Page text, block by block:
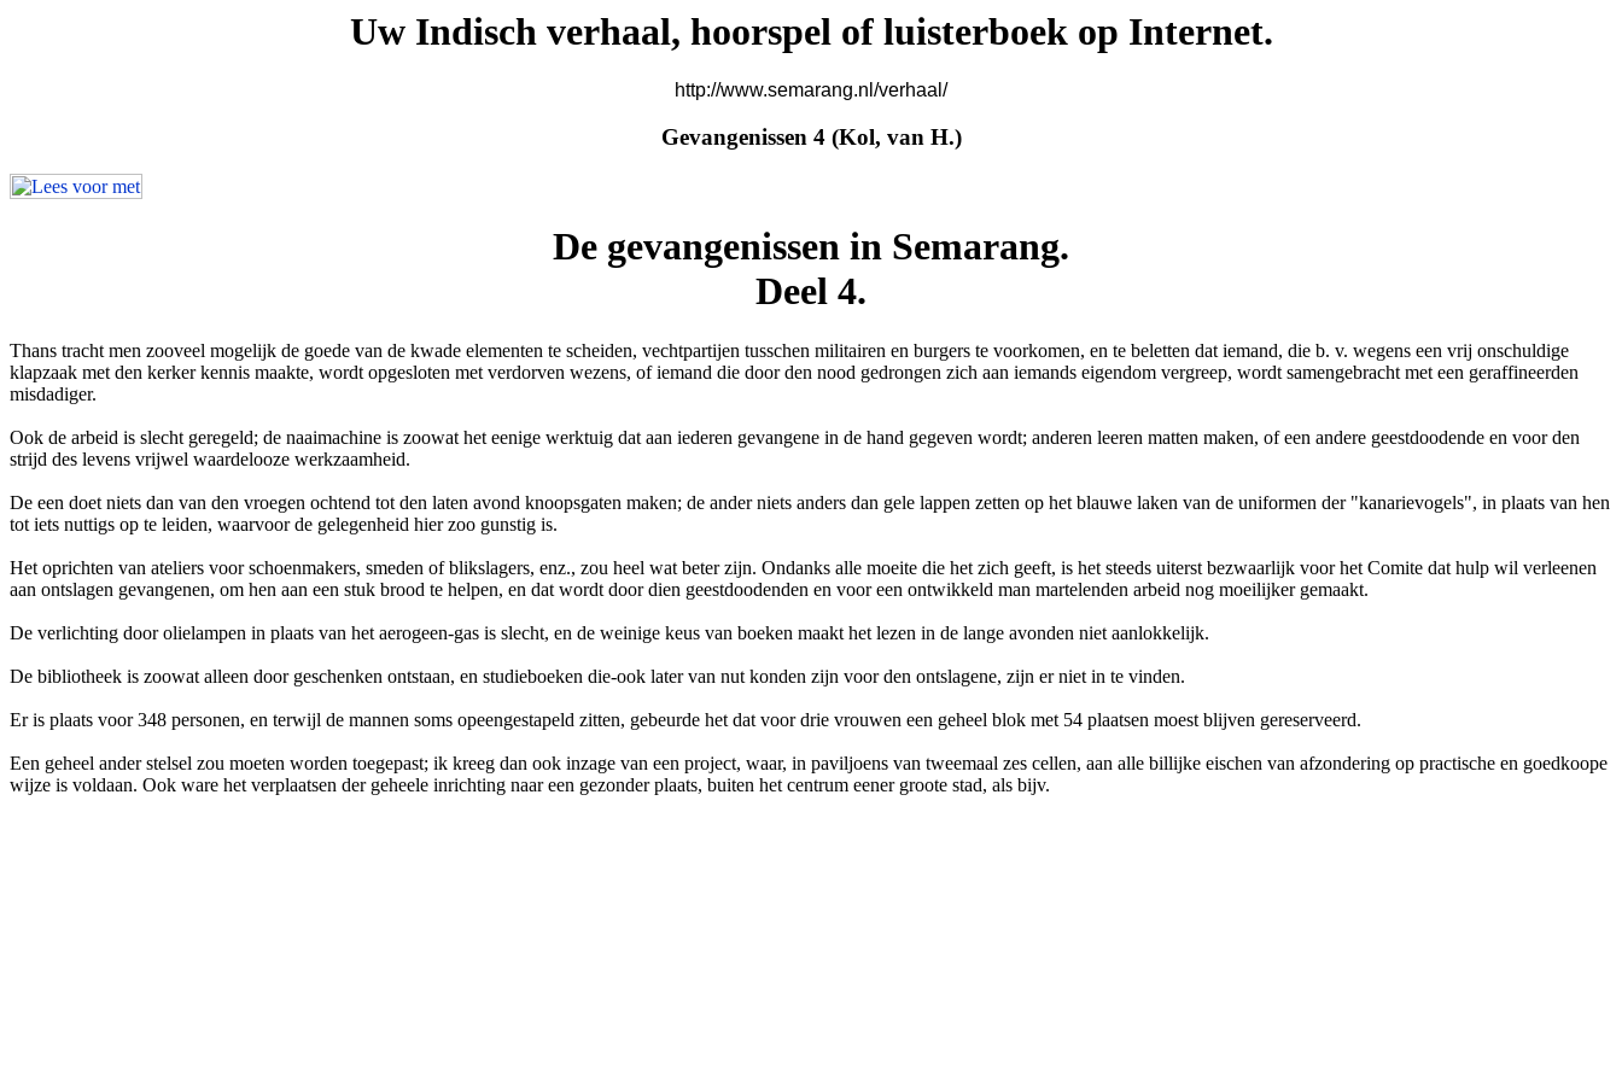
Uw Indisch verhaal, hoorspel of luisterboek op Internet.
http://www.semarang.nl/verhaal/
Gevangenissen 4 (Kol, van H.)
De gevangenissen in Semarang.
Deel 4.
Thans tracht men zooveel mogelijk de goede van de kwade elementen te scheiden, vechtpartijen tusschen militairen en burgers te voorkomen, en te beletten dat iemand, die b. v. wegens een vrij onschuldige
klapzaak met den kerker kennis maakte, wordt opgesloten met verdorven wezens, of iemand die door den nood gedrongen zich aan iemands eigendom vergreep, wordt samengebracht met een geraffineerden
misdadiger.
Ook de arbeid is slecht geregeld; de naaimachine is zoowat het eenige werktuig dat aan iederen gevangene in de hand gegeven wordt; anderen leeren matten maken, of een andere geestdoodende en voor den
strijd des levens vrijwel waardelooze werkzaamheid.
De een doet niets dan van den vroegen ochtend tot den laten avond knoopsgaten maken; de ander niets anders dan gele lappen zetten op het blauwe laken van de uniformen der "kanarievogels", in plaats van hen
tot iets nuttigs op te leiden, waarvoor de gelegenheid hier zoo gunstig is.
Het oprichten van ateliers voor schoenmakers, smeden of blikslagers, enz., zou heel wat beter zijn. Ondanks alle moeite die het zich geeft, is het steeds uiterst bezwaarlijk voor het Comite dat hulp wil verleenen
aan ontslagen gevangenen, om hen aan een stuk brood te helpen, en dat wordt door dien geestdoodenden en voor een ontwikkeld man martelenden arbeid nog moeilijker gemaakt.
De verlichting door olielampen in plaats van het aerogeen-gas is slecht, en de weinige keus van boeken maakt het lezen in de lange avonden niet aanlokkelijk.
De bibliotheek is zoowat alleen door geschenken ontstaan, en studieboeken die-ook later van nut konden zijn voor den ontslagene, zijn er niet in te vinden.
Er is plaats voor 348 personen, en terwijl de mannen soms opeengestapeld zitten, gebeurde het dat voor drie vrouwen een geheel blok met 54 plaatsen moest blijven gereserveerd.
Een geheel ander stelsel zou moeten worden toegepast; ik kreeg dan ook inzage van een project, waar, in paviljoens van tweemaal zes cellen, aan alle billijke eischen van afzondering op practische en goedkoope
wijze is voldaan. Ook ware het verplaatsen der geheele inrichting naar een gezonder plaats, buiten het centrum eener groote stad, als bijv.